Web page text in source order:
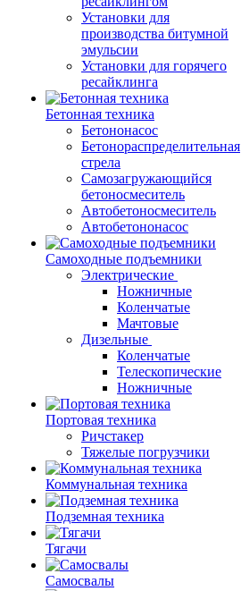
Установки для
производства битумной
эмульсии
Установки для горячего
ресайклинга
Бетонная техника
Бетононасос
Бетонораспределительная
стрела
Самозагружающийся
бетоносмеситель
Автобетоносмеситель
Автобетононасос
Самоходные подъемники
Электрические
Ножничные
Коленчатые
Мачтовые
Дизельные
Коленчатые
Телескопические
Ножничные
Портовая техника
Ричстакер
Тяжелые погрузчики
Коммунальная техника
Подземная техника
Тягачи
Самосвалы